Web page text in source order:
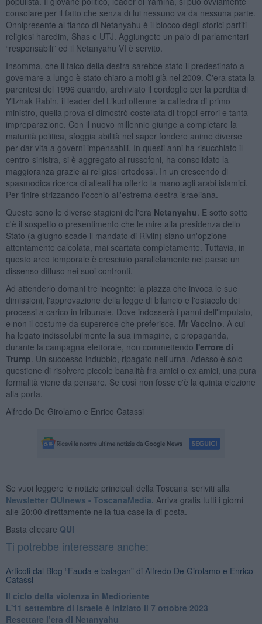
consolare per il fatto che senza di lui nessuno va da nessuna parte.
Onnipresente al fianco di Netanyahu è il blocco degli storici partiti
religiosi haredim, Shas e UTJ. Aggiungete un paio di parlamentari
“responsabili” ed il Netanyahu VI è servito.
Insomma, che il falco della destra sarebbe stato il predestinato a
governare a lungo è stato chiaro a molti già nel 2009. C'era stata la
parentesi del 1996 quando, archiviato il cordoglio per la perdita di
Yitzhak Rabin, il leader del Likud ottenne la cattedra di primo
ministro, quella prova si dimostrò costellata di troppi errori e tanta
impreparazione. Con il nuovo millennio giunge a completare la
maturità politica, sfoggia abilità nel saper fondere anime diverse
per dar vita a governi impensabili. In questi anni ha risucchiato il
centro-sinistra, si è aggregato ai russofoni, ha consolidato la
maggioranza grazie ai religiosi ortodossi. In un crescendo di
spasmodica ricerca di alleati ha offerto la mano agli arabi islamici.
Per finire strizzando l'occhio all'estrema destra israeliana.
Queste sono le diverse stagioni dell'era Netanyahu . E sotto sotto
c'è il sospetto o presentimento che le mire alla presidenza dello
Stato (a giugno scade il mandato di Rivlin) siano un'opzione
attentamente calcolata, mai scartata completamente. Tuttavia, in
questo arco temporale è cresciuto parallelamente nel paese un
dissenso diffuso nei suoi confronti.
Ad attenderlo domani tre incognite: la piazza che invoca le sue
dimissioni, l'approvazione della legge di bilancio e l'ostacolo dei
processi a carico in tribunale. Dove indosserà i panni dell'imputato,
e non il costume da supereroe che preferisce, Mr Vaccino . A cui
ha legato indissolubilmente la sua immagine, e propaganda,
durante la campagna elettorale, non commettendo l'errore di
Trump . Un successo indubbio, ripagato nell'urna. Adesso è solo
questione di risolvere piccole banalità fra amici o ex amici, una pura
formalità viene da pensare. Se così non fosse c'è la quinta elezione
alla porta.
Alfredo De Girolamo e Enrico Catassi
Se vuoi leggere le notizie principali della Toscana iscriviti alla
Newsletter QUInews - ToscanaMedia. Arriva gratis tutti i giorni
alle 20:00 direttamente nella tua casella di posta.
Basta cliccare QUI
Ti potrebbe interessare anche:
Articoli dal Blog “Fauda e balagan” di Alfredo De Girolamo e Enrico
Catassi
Il ciclo della violenza in Medioriente
L'11 settembre di Israele è iniziato il 7 ottobre 2023
Resettare l’era di Netanyahu